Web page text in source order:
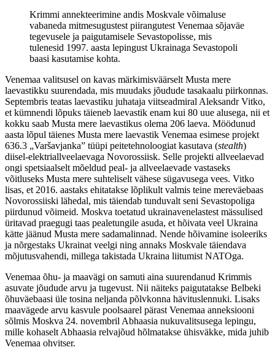
Krimmi annekteerimine andis Moskvale võimaluse
vabaneda mitmesugustest piirangutest Venemaa sõjaväe
tegevusele ja paigutamisele Sevastopolisse, mis
tulenesid 1997. aasta lepingust Ukrainaga Sevastopoli
baasi kasutamise kohta.
Venemaa valitsusel on kavas märkimisväärselt Musta mere
laevastikku suurendada, mis muudaks jõudude tasakaalu piirkonnas.
Septembris teatas laevastiku juhataja viitseadmiral Aleksandr Vitko,
et kümnendi lõpuks täieneb laevastik enam kui 80 uue alusega, nii et
kokku saab Musta mere laevastikus olema 206 laeva. Möödunud
aasta lõpul täienes Musta mere laevastik Venemaa esimese projekt
636.3 „Varšavjanka” tüüpi peitetehnoloogiat kasutava (stealth)
diisel-elektriallveelaevaga Novorossiisk. Selle projekti allveelaevad
ongi spetsiaalselt mõeldud peal- ja allveelaevade vastaseks
võitluseks Musta mere suhteliselt vähese sügavusega vees. Vitko
lisas, et 2016. aastaks ehitatakse lõplikult valmis teine mereväebaas
Novorossiiski lähedal, mis täiendab tunduvalt seni Sevastopoliga
piirdunud võimeid. Moskva toetatud ukrainavenelastest mässulised
üritavad praegugi taas pealetungile asuda, et hõivata veel Ukraina
kätte jäänud Musta mere sadamalinnad. Nende hõivamine isoleeriks
ja nõrgestaks Ukrainat veelgi ning annaks Moskvale täiendava
mõjutusvahendi, millega takistada Ukraina liitumist NATOga.
Venemaa õhu- ja maavägi on samuti aina suurendanud Krimmis
asuvate jõudude arvu ja tugevust. Nii näiteks paigutatakse Belbeki
õhuväebaasi üle tosina neljanda põlvkonna hävituslennuki. Lisaks
maavägede arvu kasvule poolsaarel pärast Venemaa anneksiooni
sõlmis Moskva 24. novembril Abhaasia nukuvalitsusega lepingu,
mille kohaselt Abhaasia relvajõud hõlmatakse ühisväkke, mida juhib
Venemaa ohvitser.